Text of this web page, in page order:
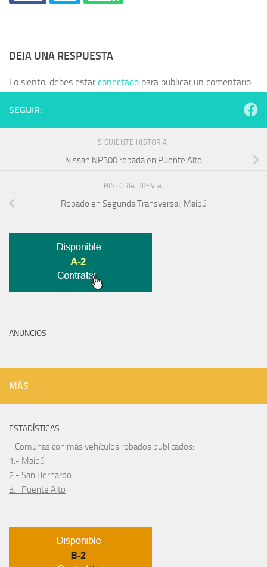
DEJA UNA RESPUESTA
Lo siento, debes estarconectado para publicar un comentario.
SEGUIR:
SIGUIENTE HISTORIA
Nissan NP300 robada en Puente Alto
HISTORIA PREVIA
Robado en Segunda Transversal, Maipú
ANUNCIOS
MÁS
ESTADÍSTICAS
- Comunas con más vehículos robados publicados:
1.- Maipú
2.- San Bernardo
3.- Puente Alto